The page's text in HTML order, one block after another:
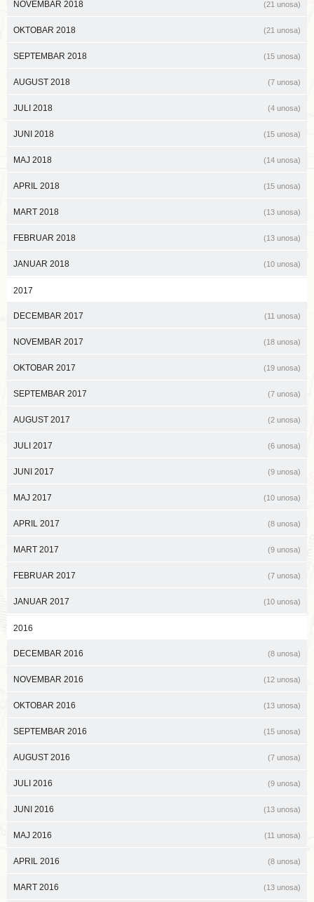
NOVEMBAR 2018 (21 unosa)
OKTOBAR 2018 (21 unosa)
SEPTEMBAR 2018 (15 unosa)
AUGUST 2018 (7 unosa)
JULI 2018 (4 unosa)
JUNI 2018 (15 unosa)
MAJ 2018 (14 unosa)
APRIL 2018 (15 unosa)
MART 2018 (13 unosa)
FEBRUAR 2018 (13 unosa)
JANUAR 2018 (10 unosa)
2017
DECEMBAR 2017 (11 unosa)
NOVEMBAR 2017 (18 unosa)
OKTOBAR 2017 (19 unosa)
SEPTEMBAR 2017 (7 unosa)
AUGUST 2017 (2 unosa)
JULI 2017 (6 unosa)
JUNI 2017 (9 unosa)
MAJ 2017 (10 unosa)
APRIL 2017 (8 unosa)
MART 2017 (9 unosa)
FEBRUAR 2017 (7 unosa)
JANUAR 2017 (10 unosa)
2016
DECEMBAR 2016 (8 unosa)
NOVEMBAR 2016 (12 unosa)
OKTOBAR 2016 (13 unosa)
SEPTEMBAR 2016 (15 unosa)
AUGUST 2016 (7 unosa)
JULI 2016 (9 unosa)
JUNI 2016 (13 unosa)
MAJ 2016 (11 unosa)
APRIL 2016 (8 unosa)
MART 2016 (13 unosa)